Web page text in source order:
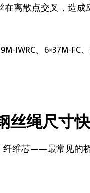
在离散点交叉，造
IWRC、6×37M-FC、
丝绳尺寸
纤维芯——最常见的